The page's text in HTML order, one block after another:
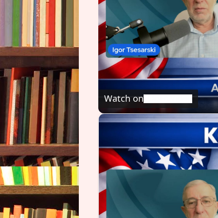
Watch on
Борис Абрамович: Трамп
Кстати, о терминах.
Башдемира и Метина
особенность словаря –
на понятия, отражающие
Вот, например, термин